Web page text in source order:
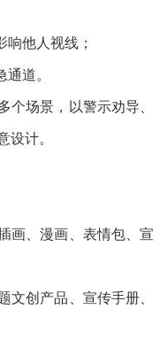
他人视线；
道。
个场景，以警示劝导、
设计。
画、漫画、表情包、宣
文创产品、宣传手册、